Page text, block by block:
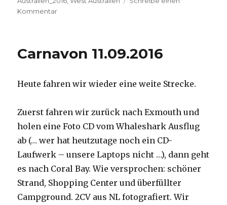
Kommentarzu
Carnavon 11.09.2016
Heute fahren wir wieder eine weite Strecke.
Zuerst fahren wir zurück nach Exmouth und
holen eine Foto CD vom Whaleshark Ausflug
ab (… wer hat heutzutage noch ein CD-
Laufwerk – unsere Laptops nicht …), dann geht
es nach Coral Bay. Wie versprochen: schöner
Strand, Shopping Center und überfüllter
Campground.2CV aus NL fotografiert. Wir